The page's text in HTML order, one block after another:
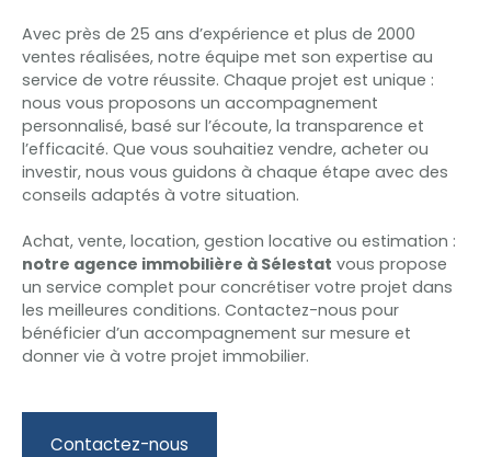
Avec près de 25 ans d’expérience et plus de 2000
ventes réalisées, notre équipe met son expertise au
service de votre réussite. Chaque projet est unique :
nous vous proposons un accompagnement
personnalisé, basé sur l’écoute, la transparence et
l’efficacité. Que vous souhaitiez vendre, acheter ou
investir, nous vous guidons à chaque étape avec des
conseils adaptés à votre situation.
Achat, vente, location, gestion locative ou estimation :
notre agence immobilière à Sélestat vous propose
un service complet pour concrétiser votre projet dans
les meilleures conditions. Contactez-nous pour
bénéficier d’un accompagnement sur mesure et
donner vie à votre projet immobilier.
Contactez-nous